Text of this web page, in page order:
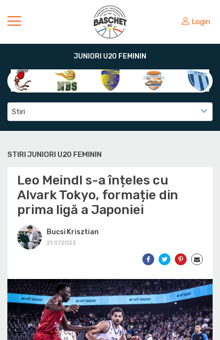
Login
JUNIORI U20 FEMININ
Stiri
STIRI JUNIORI U20 FEMININ
Leo Meindl s-a înțeles cu
Alvark Tokyo, formație din
prima ligă a Japoniei
Bucsi Krisztian
21.07.2023